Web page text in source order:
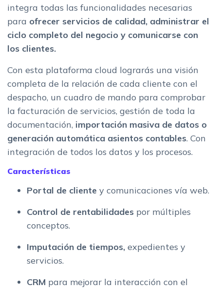
integra todas las funcionalidades necesarias
para ofrecer servicios de calidad, administrar el
ciclo completo del negocio y comunicarse con
los clientes.
Con esta plataforma cloud lograrás una visión
completa de la relación de cada cliente con el
despacho, un cuadro de mando para comprobar
la facturación de servicios, gestión de toda la
documentación, importación masiva de datos o
generación automática asientos contables. Con
integración de todos los datos y los procesos.
Características
Portal de cliente y comunicaciones vía web.
Control de rentabilidades por múltiples
conceptos.
Imputación de tiempos, expedientes y
servicios.
CRM para mejorar la interacción con el